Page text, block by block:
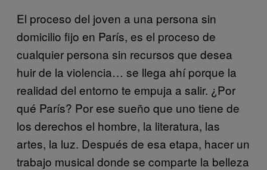
El proceso del joven a una persona sin
domicilio fijo en París, es el proceso de
cualquier persona sin recursos que desea
huir de la violencia… se llega ahí porque la
realidad del entorno te empuja a salir. ¿Por
qué París? Por ese sueño que uno tiene de
los derechos el hombre, la literatura, las
artes, la luz. Después de esa etapa, hacer un
trabajo musical donde se comparte la belleza